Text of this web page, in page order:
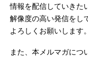
情報を配信していきた
解像度の高い発信をし
よろしくお願いします。
また、本メルマガにつ